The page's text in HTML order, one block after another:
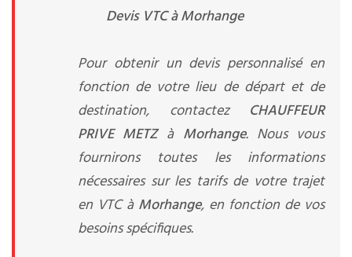
Devis VTC à Morhange
Pour obtenir un devis personnalisé en
fonction de votre lieu de départ et de
destination, contactez CHAUFFEUR
PRIVE METZ à Morhange. Nous vous
fournirons toutes les informations
nécessaires sur les tarifs de votre trajet
en VTC à Morhange, en fonction de vos
besoins spécifiques.